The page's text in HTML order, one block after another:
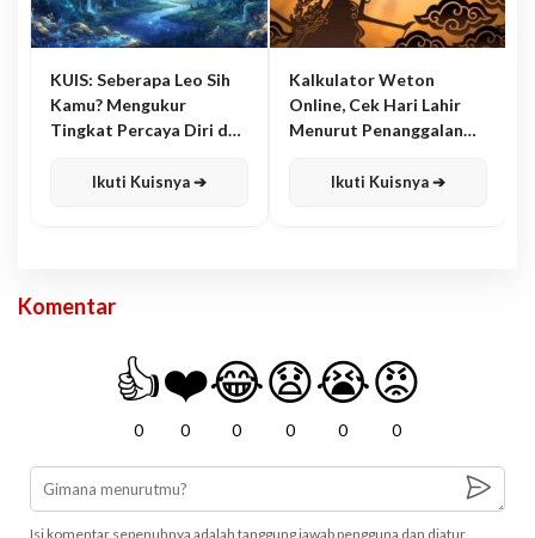
KUIS: Seberapa Leo Sih
Kamu? Mengukur
Tingkat Percaya Diri dan
Ikuti Kuisnya ➔
Kalkulator Weton
Online, Cek Hari Lahir
Menurut Penanggalan
Ikuti Kuisnya ➔
Komentar
👍
0
❤️
0
😂
0
😧
0
😭
0
😡
0
Isi komentar sepenuhnya adalah tanggung jawab pengguna dan diatur